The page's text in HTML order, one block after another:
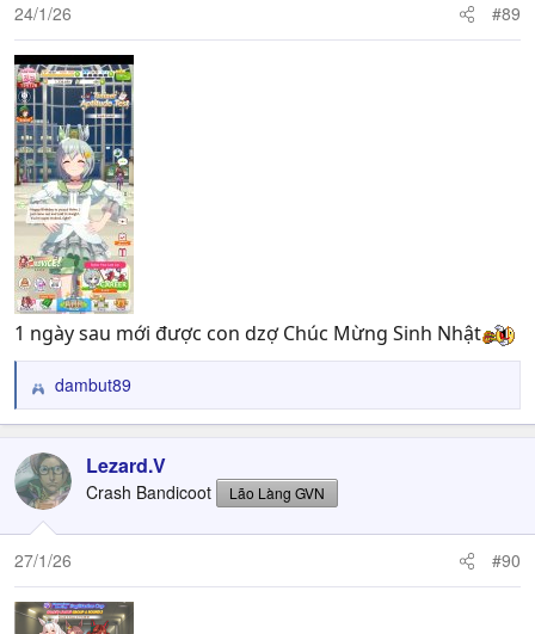
24/1/26 #89
1 ngày sau mới được con dzợ Chúc Mừng Sinh Nhật
R
e
c
t
i
o
n
:
dambut89
Lezard.V
Crash Bandicoot Lão Làng GVN
27/1/26 #90